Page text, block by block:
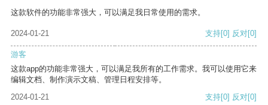
这款软件的功能非常强大，可以满足我日常使用的需求。
2024-01-21 支持[0] 反对[0]
游客
这款app的功能非常强大，可以满足我所有的工作需求。我可以使用它来
编辑文档、制作演示文稿、管理日程安排等。
2024-01-21
支持[0] 反对[0]